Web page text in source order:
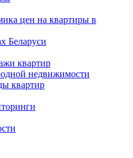
цен на квартиры в
Беларуси
квартир
недвижимости
квартир